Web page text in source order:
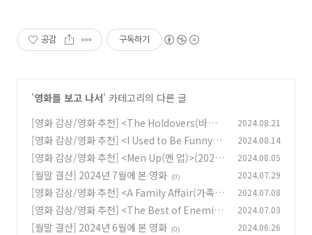
공감 구독하기
'영화를 보고 나서' 카테고리의 다른 글
[영화 감상/영화 추천] <The Holdovers(바튼
아카데미)>(2023)
(0)
2024.08.21
[영화 감상/영화 추천] <I Used to Be Funny(아
이 유즈드 투 비 퍼니)>(2023)
(0)
2024.08.14
[영화 감상/영화 추천] <Men Up(멘 업)>(2023)
(0)
2024.08.05
[월말 결산] 2024년 7월에 본 영화 (0) 2024.07.29
[영화 감상/영화 추천] <A Family Affair(가족이
라서 문제입니다)>(2024)
(1)
2024.07.08
[영화 감상/영화 추천] <The Best of Enemies
(더 베스트 오브 에너미즈)>(2019)
(0)
2024.07.03
[월말 결산] 2024년 6월에 본 영화 (0) 2024.06.26